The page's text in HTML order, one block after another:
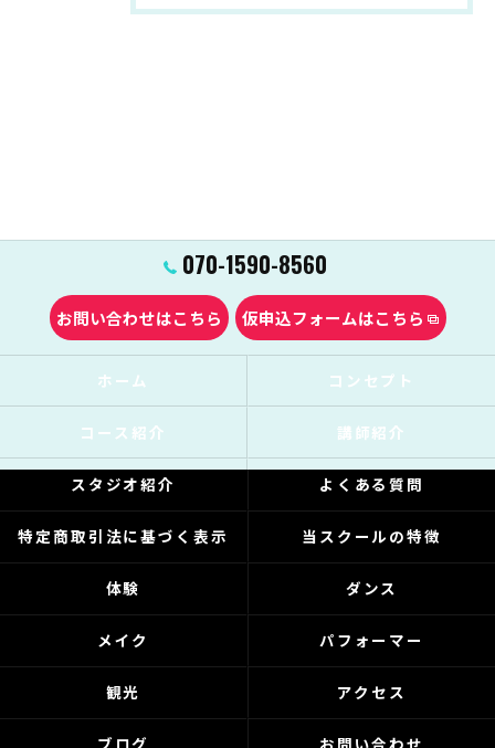
070-1590-8560
お問い合わせはこちら 仮申込フォームはこちら
ホーム コンセプト
コース紹介 講師紹介
スタジオ紹介 よくある質問
特定商取引法に基づく表示 当スクールの特徴
体験 ダンス
メイク パフォーマー
観光 アクセス
ブログ お問い合わせ